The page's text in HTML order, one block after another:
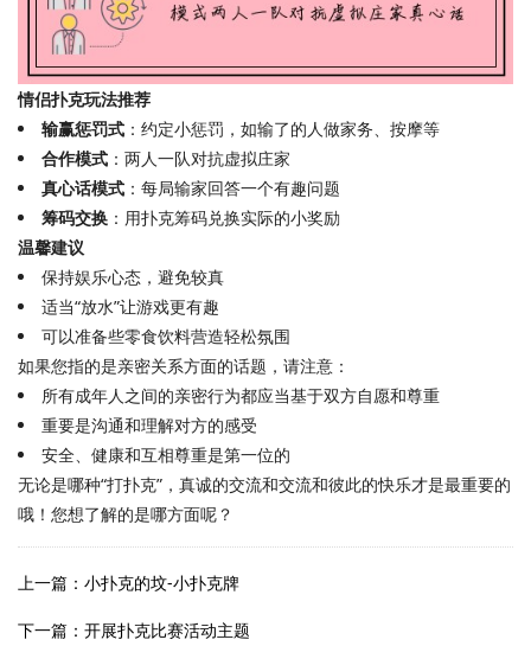
情侣扑克玩法推荐
输赢惩罚式 ：约定小惩罚，如输了的人做家务、按摩等
合作模式 ：两人一队对抗虚拟庄家
真心话模式 ：每局输家回答一个有趣问题
筹码交换 ：用扑克筹码兑换实际的小奖励
温馨建议
保持娱乐心态，避免较真
适当“放水”让游戏更有趣
可以准备些零食饮料营造轻松氛围
如果您指的是亲密关系方面的话题，请注意：
所有成年人之间的亲密行为都应当基于双方自愿和尊重
重要是沟通和理解对方的感受
安全、健康和互相尊重是第一位的
无论是哪种“打扑克”，真诚的交流和交流和彼此的快乐才是最重要的
哦！您想了解的是哪方面呢？
上一篇：小扑克的坟-小扑克牌
下一篇：开展扑克比赛活动主题